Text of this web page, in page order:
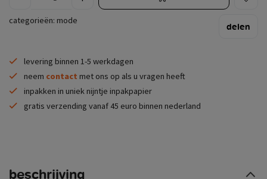
categorieën: mode
delen
levering binnen 1-5 werkdagen
neem contact met ons op als u vragen heeft
inpakken in uniek nijntje inpakpapier
gratis verzending vanaf 45 euro binnen nederland
beschrijving